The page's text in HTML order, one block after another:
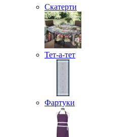
Скатерти
Тет-а-тет
Фартуки